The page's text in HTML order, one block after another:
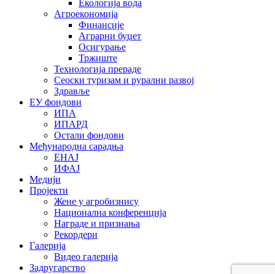
Екологија вода
Агроекономија
Финансије
Аграрни буџет
Осигурање
Тржиште
Технологија прераде
Сеоски туризам и рурални развој
Здравље
ЕУ фондови
ИПА
ИПАРД
Остали фондови
Међународна сарадња
ЕНАЈ
ИФАЈ
Медији
Пројекти
Жене у агробизнису
Национална конференција
Награде и признања
Рекордери
Галерија
Видео галерија
Задругарство